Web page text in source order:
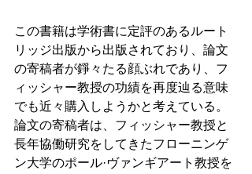
この書籍は学術書に定評のあるルート
リッジ出版から出版されており、論文
の寄稿者が錚々たる顔ぶれであり、フ
ィッシャー教授の功績を再度辿る意味
でも近々購入しようかと考えている。
論文の寄稿者は、フィッシャー教授と
長年協働研究をしてきたフローニンゲ
ン大学のポール·ヴァンギアート教授を